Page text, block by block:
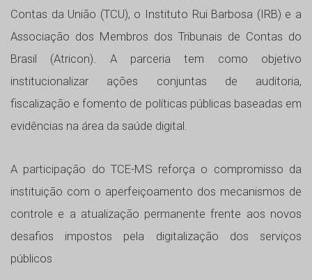
Contas da União (TCU), o Instituto Rui Barbosa (IRB) e a
Associação dos Membros dos Tribunais de Contas do
Brasil (Atricon). A parceria tem como objetivo
institucionalizar ações conjuntas de auditoria,
fiscalização e fomento de políticas públicas baseadas em
evidências na área da saúde digital.
A participação do TCE-MS reforça o compromisso da
instituição com o aperfeiçoamento dos mecanismos de
controle e a atualização permanente frente aos novos
desafios impostos pela digitalização dos serviços
públicos